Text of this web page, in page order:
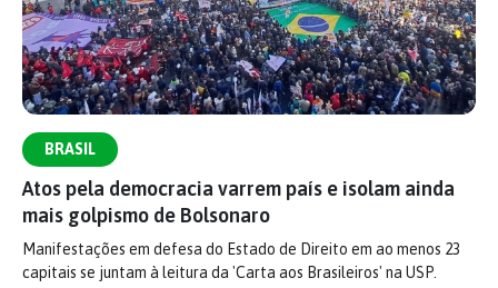
BRASIL
Atos pela democracia varrem país e isolam ainda
mais golpismo de Bolsonaro
Manifestações em defesa do Estado de Direito em ao menos 23
capitais se juntam à leitura da 'Carta aos Brasileiros' na USP.